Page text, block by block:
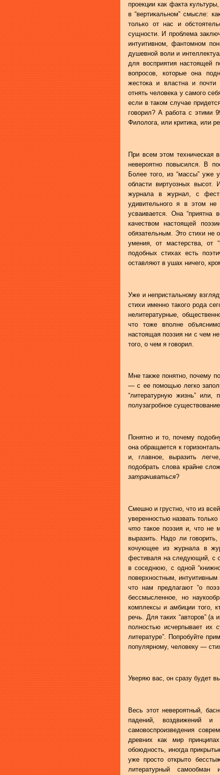
проекции как факта
в “вертикальном” смысле:
только от нас и
сущности. И проблема
интуитивном, фантомном
душевной воли и
для восприятия настоящей
вопросов, которые она
жестока и властна и почти
отнять человека у самого
если в таком случае
говорил? А работа с этими
Филолога, или критика, или
При всем этом техническая
невероятно повысился. В
Более того, из “массы” уже
области виртуозных
журнала в журнал, с
удивительного я в этом не
усваивается. Она “приятна
качеством настоящей
обязательным. Это стихи не
умения, от мастерства, от
подобных стихах есть
оставляют в ушах ничего,
Уже и непристальному
стихи именно такого рода
нелитературные,
что тоже вполне
настоящая поэзия ни с чем
того, о чем я говорил.
Мне также понятно, почему
— с ее помощью легко
“литературную жизнь” или,
полузагробное
Понятно и то, почему
она обращается к
и, главное, выразить
подобрать слова крайне
затрачиваться?
Смешно и грустно, что из
уверенностью назвать
что такое поэзия и, что не
выразить. Надо ли
кочующее из журнала в
фестиваля на следующий, с
в соседнюю, с одной
поверхностным,
что нам предлагают “о
бессмысленное, но
комплексы и амбиции того,
речь. Для таких “авторов” (а
полностью исчерпывает их
литературе”. Попробуйте
популярному, человеку —
Уверяю вас, он сразу будет
Весь этот невероятный,
падений, воздвижений и
самовоспроизведения
древних как мир
обоюдность, иногда
уже просто открыто
литературный самообман